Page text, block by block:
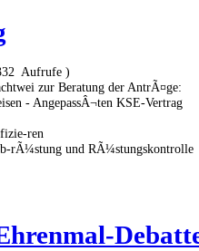
Aufrufe )
zur Beratung der AntrÃ¤ge:
- AngepassÂ¬ten KSE-Vertrag
ren
rÃ¼stung und RÃ¼stungskontrolle